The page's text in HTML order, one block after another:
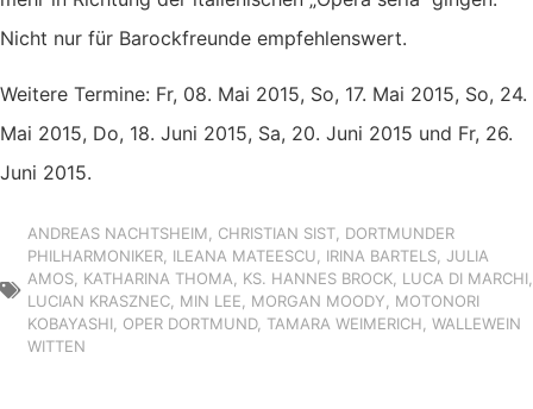
Nicht nur für Barockfreunde empfehlenswert.
Weitere Termine: Fr, 08. Mai 2015, So, 17. Mai 2015, So, 24.
Mai 2015, Do, 18. Juni 2015, Sa, 20. Juni 2015 und Fr, 26.
Juni 2015.
ANDREAS NACHTSHEIM CHRISTIAN SIST DORTMUNDER
PHILHARMONIKER ILEANA MATEESCU IRINA BARTELS JULIA
AMOS KATHARINA THOMA KS. HANNES BROCK LUCA DI MARCHI
LUCIAN KRASZNEC MIN LEE MORGAN MOODY
MOTONORI
KOBAYASHI OPER DORTMUND, TAMARA WEIMERICH WALLEWEIN
WITTEN